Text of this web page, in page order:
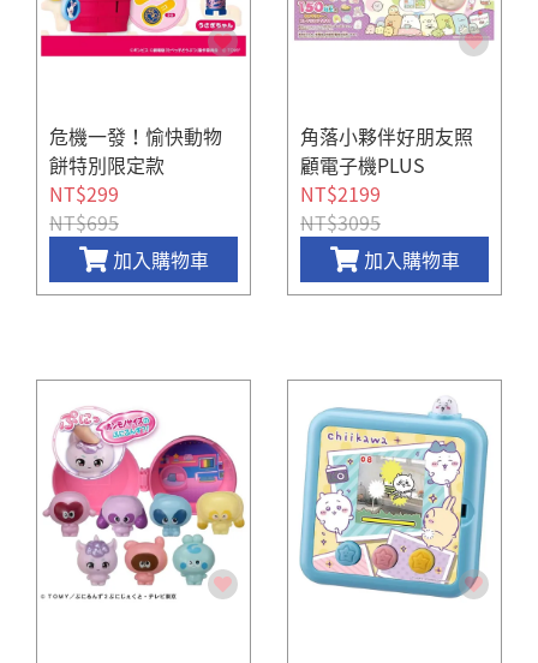
危機一發！愉快動物
餅特別限定款
NT$299
NT$695
加入購物車
角落小夥伴好朋友照
顧電子機PLUS
NT$2199
NT$3095
加入購物車